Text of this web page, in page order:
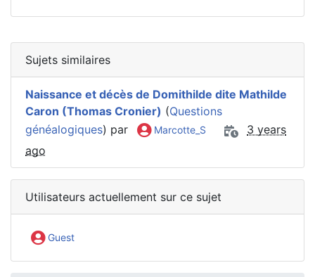
Sujets similaires
Naissance et décès de Domithilde dite Mathilde
Caron (Thomas Cronier) (Questions
généalogiques) par Marcotte_S
3 years
ago
Utilisateurs actuellement sur ce sujet
Guest